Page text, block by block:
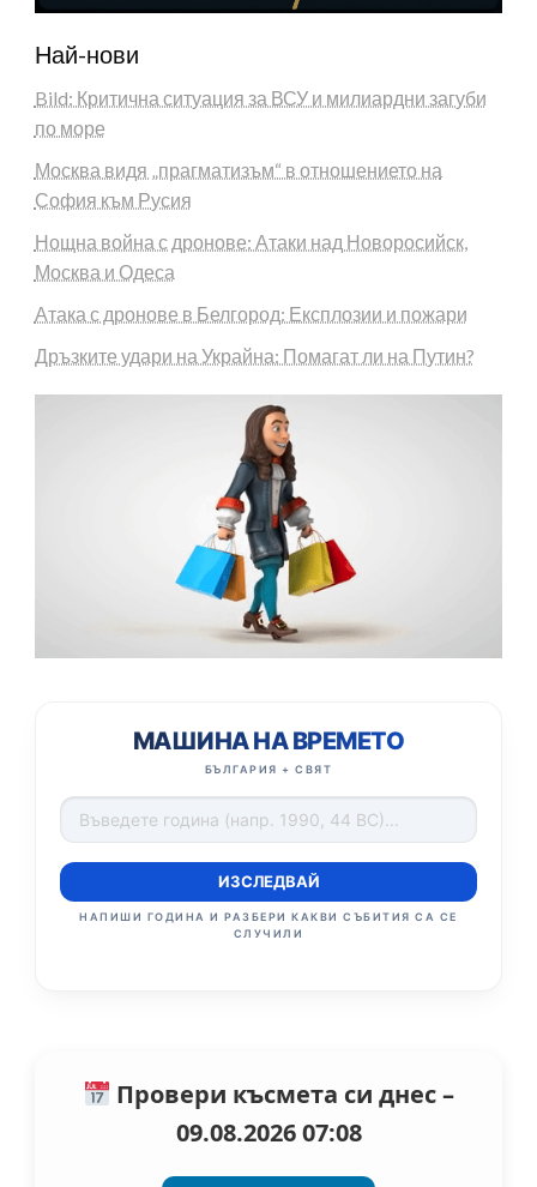
Най-нови
Bild: Критична ситуация за ВСУ и милиардни загуби
по море
Москва видя „прагматизъм“ в отношението на
София към Русия
Нощна война с дронове: Атаки над Новоросийск,
Москва и Одеса
Атака с дронове в Белгород: Експлозии и пожари
Дръзките удари на Украйна: Помагат ли на Путин?
МАШИНА НА ВРЕМЕТО
БЪЛГАРИЯ + СВЯТ
ИЗСЛЕДВАЙ
НАПИШИ ГОДИНА И РАЗБЕРИ КАКВИ СЪБИТИЯ СА СЕ
СЛУЧИЛИ
Провери късмета си днес –
09.08.2026 07:08